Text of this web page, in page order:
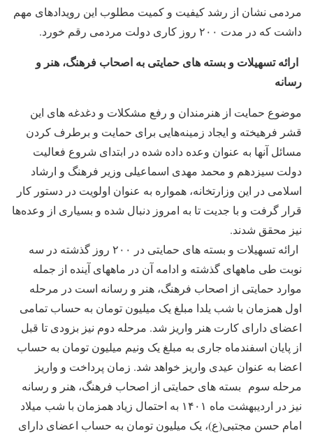
مردمی نشان از رشد کیفیت و کمیت مطلوب این رویدادهای مهم
داشت که در مدت ۲۰۰ روز کاری دولت مردمی رقم خورد.
ارائه تسهیلات و بسته های حمایتی به اصحاب فرهنگ، هنر و
رسانه
موضوع حمایت از هنرمندان و رفع مشکلات و دغدغه های این
قشر فرهیخته و ایجاد زمینه‌هایی برای حمایت و برطرف کردن
مسائل آنها به عنوان وعده داده شده در ابتدای شروع فعالیت
دولت سیزدهم و محمد مهدی اسماعیلی وزیر فرهنگ و ارشاد
اسلامی در این وزارتخانه، همواره به عنوان اولویت در دستور کار
قرار گرفت و با جدیت تا به امروز دنبال شده و بسیاری از وعده‌ها
نیز محقق شدند.
ارائه تسهیلات و بسته های حمایتی در ۲۰۰ روز گذشته در سه
نوبت طی ماههای گذشته و ادامه آن در ماههای آینده از جمله
موارد حمایتی از اصحاب فرهنگ، هنر و رسانه است در مرحله
اول همزمان با شب یلدا مبلغ یک میلیون تومان به حساب تمامی
اعضای دارای کارت هنر واریز شد. مرحله دوم نیز بزودی تا قبل
از پایان اسفندماه جاری به مبلغ یک ونیم میلیون تومان به حساب
اعضا به عنوان عیدی واریز خواهد شد. زمان پرداخت و واریز
مرحله سوم بسته های حمایتی از اصحاب فرهنگ، هنر و رسانه
نیز در اردیبهشت ماه ۱۴۰۱ به احتمال زیاد همزمان با شب میلاد
امام حسن مجتبی(ع)، یک میلیون تومان به حساب اعضای دارای